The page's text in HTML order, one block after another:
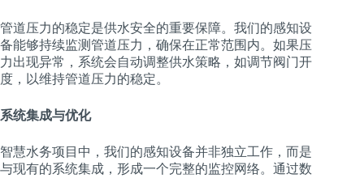
管道压力的稳定是供水安全的重要保障。我们的感知设
备能够持续监测管道压力，确保在正常范围内。如果压
力出现异常，系统会自动调整供水策略，如调节阀门开
度，以维持管道压力的稳定。
系统集成与优化
智慧水务项目中，我们的感知设备并非独立工作，而是
与现有的系统集成，形成一个完整的监控网络。通过数